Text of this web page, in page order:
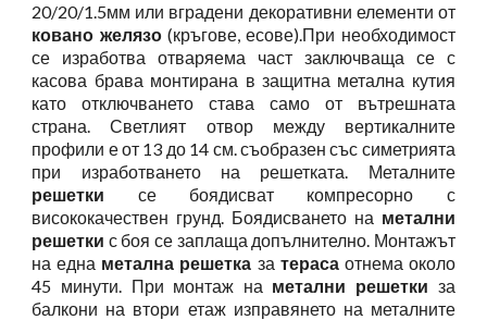
20/20/1.5мм или вградени декоративни елементи от
ковано желязо(кръгове, есове).При необходимост
се изработва отваряема част заключваща се с
касова брава монтирана в защитна метална кутия
като отключването става само от вътрешната
страна. Светлият отвор между вертикалните
профили е от 13 до 14 см. съобразен със симетрията
при изработването на решетката. Металните
решетки се боядисват компресорно с
висококачествен грунд. Боядисването на метални
решетки с боя се заплаща допълнително. Монтажът
на една метална решетка за терасаотнема около
45 минути. При монтаж на метални решетки за
балкони на втори етаж изправянето на металните